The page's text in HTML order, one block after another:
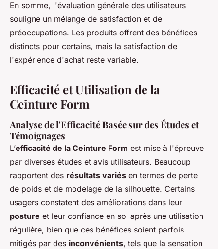
En somme, l'évaluation générale des utilisateurs
souligne un mélange de satisfaction et de
préoccupations. Les produits offrent des bénéfices
distincts pour certains, mais la satisfaction de
l'expérience d'achat reste variable.
Efficacité et Utilisation de la
Ceinture Form
Analyse de l'Efficacité Basée sur des Études et
Témoignages
L’efficacité de la Ceinture Form est mise à l'épreuve
par diverses études et avis utilisateurs. Beaucoup
rapportent des résultats variés en termes de perte
de poids et de modelage de la silhouette. Certains
usagers constatent des améliorations dans leur
posture et leur confiance en soi après une utilisation
régulière, bien que ces bénéfices soient parfois
mitigés par des inconvénients, tels que la sensation